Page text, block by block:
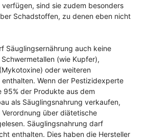
sind sie zudem besonders
Schadstoffen, zu denen eben nicht
Säuglingsernährung auch keine
(wie Kupfer),
oder weiteren
Wenn der Pestizidexperte
95% der Produkte aus dem
als Säuglingsnahrung verkaufen,
über diätetische
Säuglingsnahrung darf
enthalten. Dies haben die Hersteller